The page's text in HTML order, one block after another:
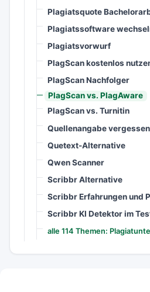
Plagiatsquote
Plagiatssoftware
Plagiatsvorwurf
PlagScan kostenlos
PlagScan Nachfolger
PlagScan vs. PlagAware
PlagScan vs. Turnitin
Quellenangabe vergessen
Quetext-Alternative
Qwen Scanner
Scribbr Alternative
Scribbr Erfahrungen und
Scribbr KI Detektor im
alle 114 Themen: